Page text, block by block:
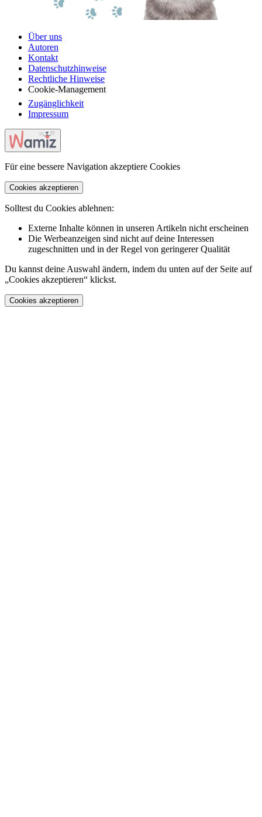
Über uns
Autoren
Kontakt
Datenschutzhinweise
Rechtliche Hinweise
Cookie-Management
Zugänglichkeit
Impressum
Für eine bessere Navigation akzeptiere Cookies
Cookies akzeptieren
Solltest du Cookies ablehnen:
Externe Inhalte können in unseren Artikeln nicht erscheinen
Die Werbeanzeigen sind nicht auf deine Interessen
zugeschnitten und in der Regel von geringerer Qualität
Du kannst deine Auswahl ändern, indem du unten auf der Seite auf
„Cookies akzeptieren“ klickst.
Cookies akzeptieren